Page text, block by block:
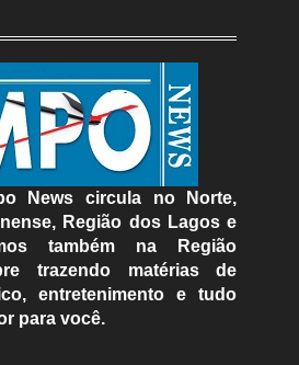
News circula no Norte,
Região dos Lagos e
também na Região
trazendo matérias de
entretenimento e tudo
para você.